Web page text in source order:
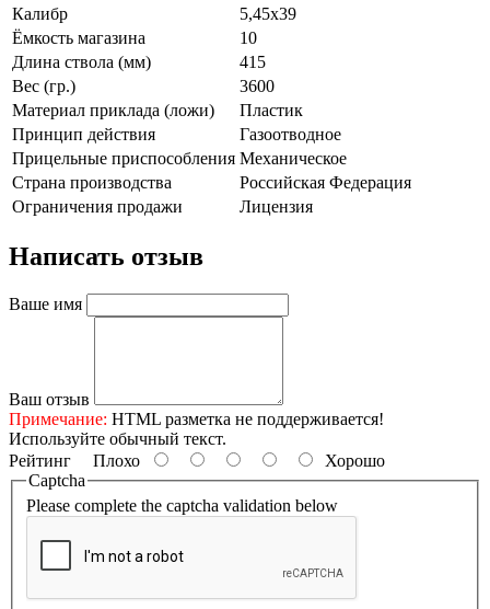
Калибр
5,45х39
Ёмкость магазина
10
Длина ствола (мм)
415
Вес (гр.)
3600
Материал приклада (ложи)
Пластик
Принцип действия
Газоотводное
Прицельные приспособления Механическое
Страна производства
Российская Федерация
Ограничения продажи
Лицензия
Написать отзыв
Ваше имя
Ваш отзыв
Примечание: HTML разметка не поддерживается!
Используйте обычный текст.
Рейтинг Плохо
Хорошо
Captcha
Please complete the captcha validation below